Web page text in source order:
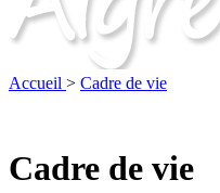
Accueil > Cadre de vie
Cadre de vie